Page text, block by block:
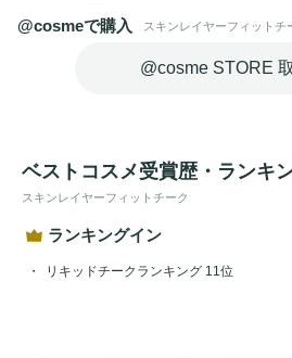
@cosmeで購入 スキンレイヤーフィットチ
@cosme STORE
ベストコスメ受賞歴・ランキ
スキンレイヤーフィットチーク
ランキングイン
リキッドチークランキング 11位